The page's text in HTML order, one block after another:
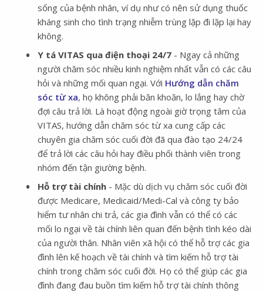
sống của bệnh nhân, ví dụ như có nên sử dụng thuốc
kháng sinh cho tình trạng nhiễm trùng lặp đi lặp lại hay
không.
Y tá VITAS qua điện thoại 24/7 - Ngay cả những
người chăm sóc nhiều kinh nghiệm nhất vẫn có các câu
hỏi và những mối quan ngại. Với Hướng dẫn chăm
sóc từ xa, họ không phải băn khoăn, lo lắng hay chờ
đợi câu trả lời. Là hoạt động ngoài giờ trọng tâm của
VITAS, hướng dẫn chăm sóc từ xa cung cấp các
chuyên gia chăm sóc cuối đời đã qua đào tạo 24/24
để trả lời các câu hỏi hay điều phối thành viên trong
nhóm đến tận giường bệnh.
Hỗ trợ tài chính - Mặc dù dịch vụ chăm sóc cuối đời
được Medicare, Medicaid/Medi-Cal và công ty bảo
hiểm tư nhân chi trả, các gia đình vẫn có thể có các
mối lo ngại về tài chính liên quan đến bệnh tình kéo dài
của người thân. Nhân viên xã hội có thể hỗ trợ các gia
đình lên kế hoạch về tài chính và tìm kiếm hỗ trợ tài
chính trong chăm sóc cuối đời. Họ có thể giúp các gia
đình đang đau buồn tìm kiếm hỗ trợ tài chính thông